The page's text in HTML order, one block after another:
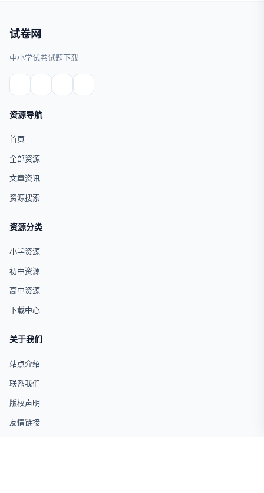
试卷网
中小学试卷试题下载
资源导航
首页
全部资源
文章资讯
资源搜索
资源分类
小学资源
初中资源
高中资源
下载中心
关于我们
站点介绍
联系我们
版权声明
友情链接